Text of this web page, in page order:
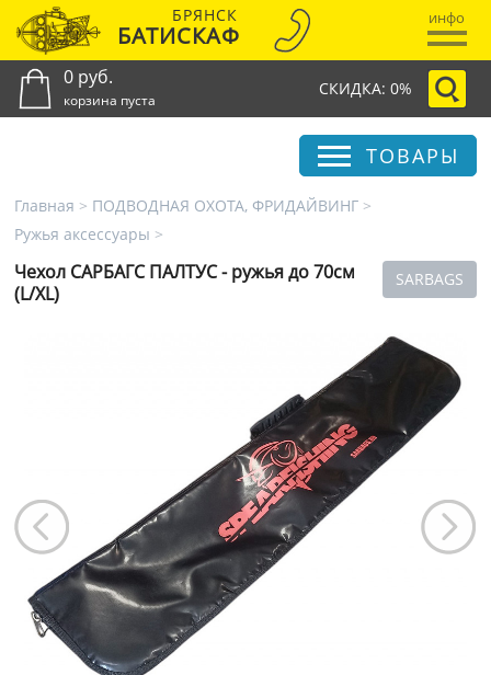
БРЯНСК
БАТИСКАФ
инфо
0 руб.
корзина пуста
СКИДКА: 0%
ТОВАРЫ
Главная > ПОДВОДНАЯ ОХОТА, ФРИДАЙВИНГ >
Ружья аксессуары >
SARBAGS
Чехол САРБАГС ПАЛТУС - ружья до 70см
(L/XL)